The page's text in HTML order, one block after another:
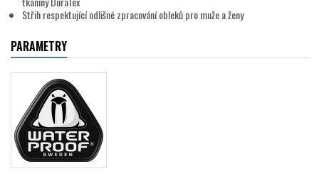
Střih respektující odlišné zpracování obleků pro muže a ženy
PARAMETRY